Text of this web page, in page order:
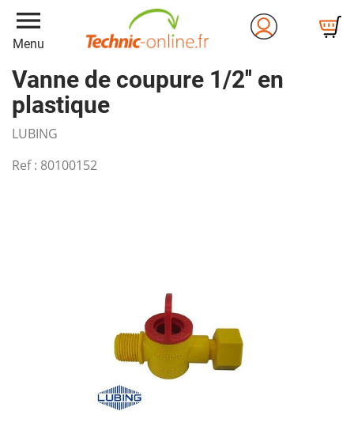
menu
Menu
Vanne de coupure 1/2'' en
plastique
LUBING
Ref : 80100152